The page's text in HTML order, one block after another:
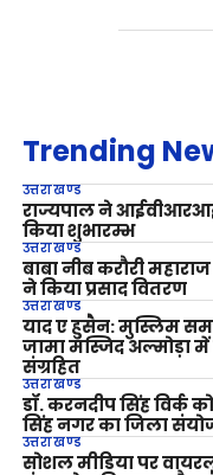
Trending
उत्तराखण्ड
राज्यपाल ने
किया शुभारम्भ
उत्तराखण्ड
बाबा नीब करौरी
ने किया प्रसाद वितरण
उत्तराखण्ड
याद ए हुसैन: मुस्लिम
जामा मस्जिद अल्मोड़ा में
संग्रहित
उत्तराखण्ड
डॉ. करनदीप सिंह विर्क
सिंह नगर का जिला
उत्तराखण्ड
सोशल मीडिया पर